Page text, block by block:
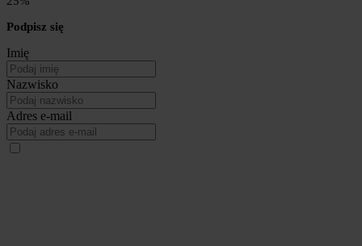
Podpisz się
Imię
Nazwisko
Adres e-mail